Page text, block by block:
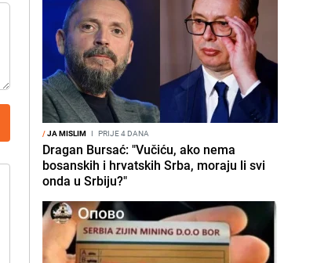
/JA MISLIM I PRIJE 4 DANA
Dragan Bursać: "Vučiću, ako nema
bosanskih i hrvatskih Srba, moraju li svi
onda u Srbiju?"